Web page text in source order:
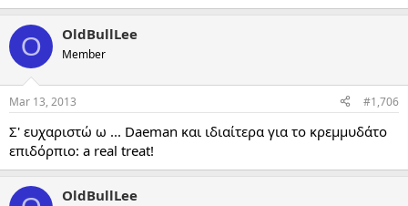
O OldBullLee
Member
Mar 13, 2013 #1,706
Σ' ευχαριστώ ω ... Daeman και ιδιαίτερα για το κρεμμυδάτο
επιδόρπιο: a real treat!
OldBullLee